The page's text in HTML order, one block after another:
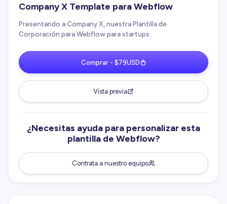
Company X Template para Webflow
Presentando a Company X, nuestra Plantilla de
Corporación para Webflow para startups.
Comprar - $79USD
Vista previa
¿Necesitas ayuda para personalizar esta
plantilla de Webflow?
Contrata a nuestro equipo